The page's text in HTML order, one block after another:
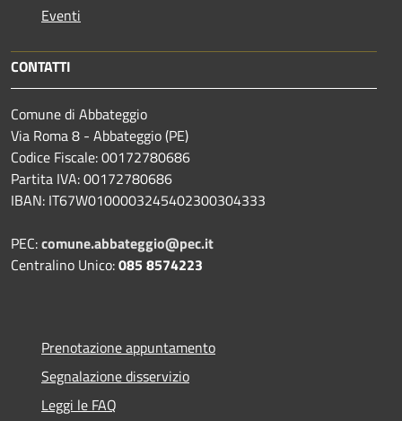
Eventi
CONTATTI
Comune di Abbateggio
Via Roma 8 - Abbateggio (PE)
Codice Fiscale: 00172780686
Partita IVA: 00172780686
IBAN: IT67W0100003245402300304333
PEC:comune.abbateggio@pec.it
Centralino Unico:085 8574223
Prenotazione appuntamento
Segnalazione disservizio
Leggi le FAQ